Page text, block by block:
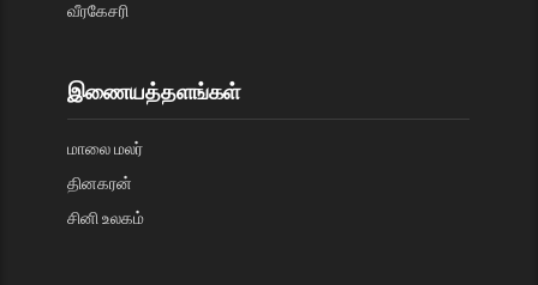
வீரகேசரி
இணையத்தளங்கள்
மாலை மலர்
தினகரன்
சினி உலகம்